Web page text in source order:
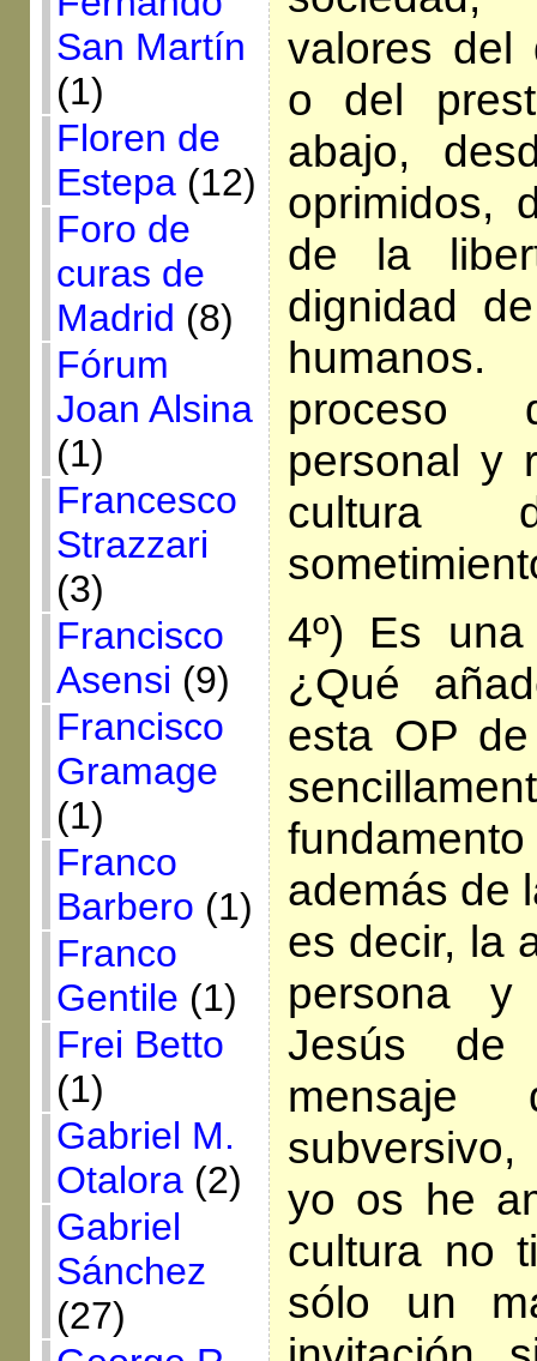
San Martín
(1)
Floren de
Estepa(12)
Foro de
curas de
Madrid (8)
Fórum
Joan Alsina
(1)
Francesco
Strazzari
(3)
Francisco
Asensi (9)
Francisco
Gramage
(1)
Franco
Barbero (1)
Franco
Gentile (1)
Frei Betto
(1)
Gabriel M.
Otalora(2)
Gabriel
Sánchez
(27)
valores del
o del
abajo,
oprimidos,
de la
dignidad
proceso
personal y
cultura
4º) Es
¿Qué
esta OP
además de
es decir, la
persona
Jesús
yo os he
cultura no
sólo un